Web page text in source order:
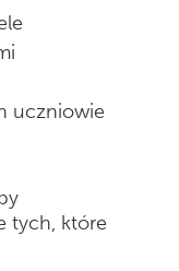
uczniowie
tych, które